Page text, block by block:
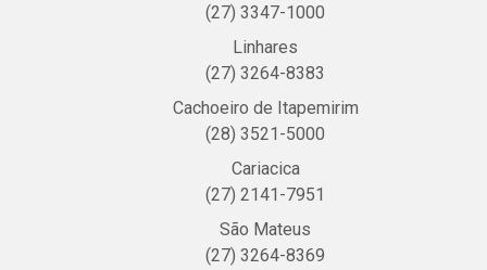
(27) 3347-1000
Linhares
(27) 3264-8383
Cachoeiro de Itapemirim
(28) 3521-5000
Cariacica
(27) 2141-7951
São Mateus
(27) 3264-8369